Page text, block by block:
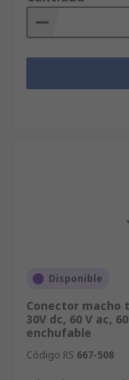
Disponible
Conector macho
30V dc, 60 V ac,
enchufable
Código RS 667-508